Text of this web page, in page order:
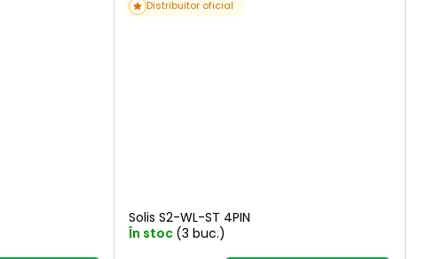
Distribuitor oficial
Solis S2-WL-ST 4PIN
În stoc (3 buc.)